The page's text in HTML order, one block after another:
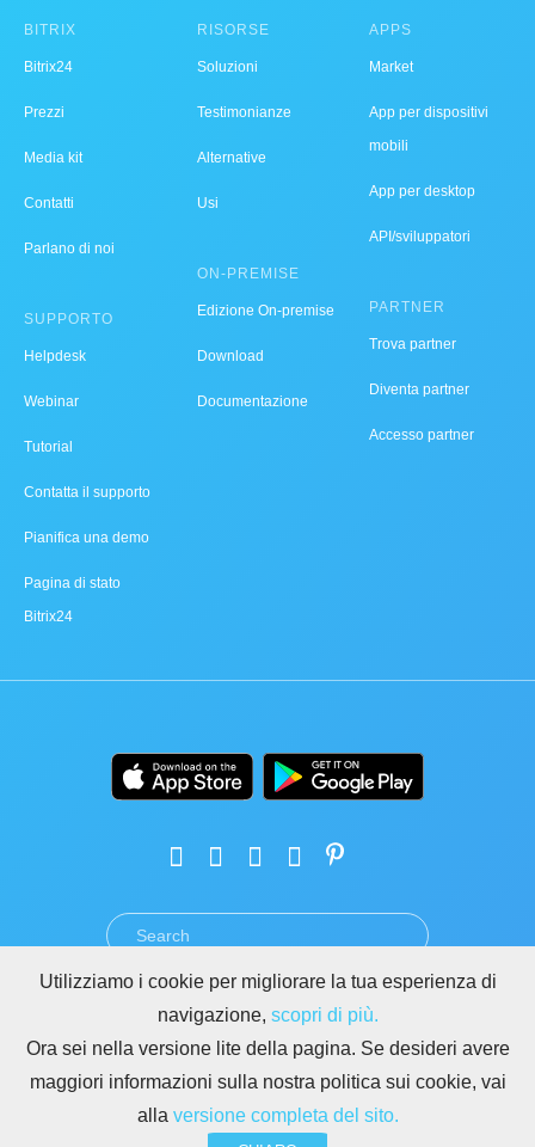
BITRIX
Bitrix24
Prezzi
Media kit
Contatti
Parlano di noi
SUPPORTO
Helpdesk
Webinar
Tutorial
Contatta il supporto
Pianifica una demo
Pagina di stato
Bitrix24
RISORSE
Soluzioni
Testimonianze
Alternative
Usi
ON-PREMISE
Edizione On-premise
Download
Documentazione
APPS
Market
App per dispositivi
mobili
App per desktop
API/sviluppatori
PARTNER
Trova partner
Diventa partner
Accesso partner
PRIVACY GDPR
ABUSO
REGOLE PER I SITI DI BITRIX24
Copyright © 2026 Bitrix24
Utilizziamo i cookie per migliorare la tua esperienza di
navigazione, scopri di più.
Ora sei nella versione lite della pagina. Se desideri avere
maggiori informazioni sulla nostra politica sui cookie, vai
alla versione completa del sito.